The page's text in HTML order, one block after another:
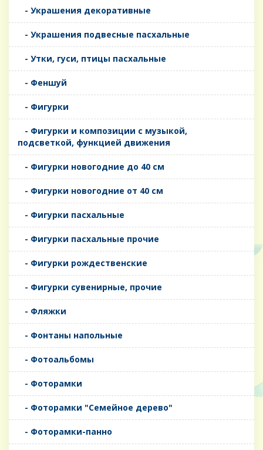
- Украшения декоративные
- Украшения подвесные пасхальные
- Утки, гуси, птицы пасхальные
- Феншуй
- Фигурки
- Фигурки и композиции с музыкой,
подсветкой, функцией движения
- Фигурки новогодние до 40 см
- Фигурки новогодние от 40 см
- Фигурки пасхальные
- Фигурки пасхальные прочие
- Фигурки рождественские
- Фигурки сувенирные, прочие
- Фляжки
- Фонтаны напольные
- Фотоальбомы
- Фоторамки
- Фоторамки "Семейное дерево"
- Фоторамки-панно